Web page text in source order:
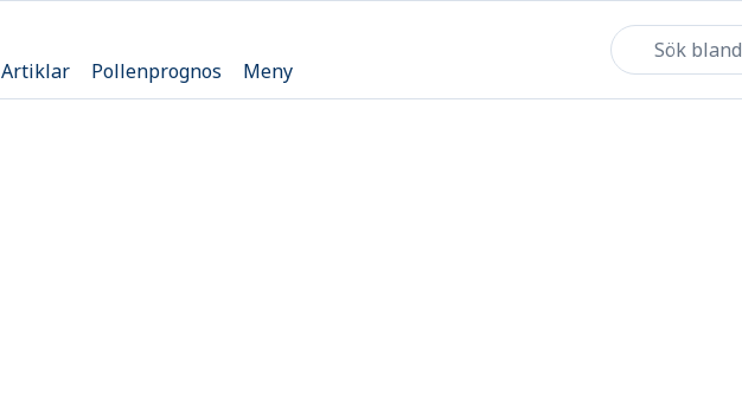
Artiklar Pollenprognos Meny